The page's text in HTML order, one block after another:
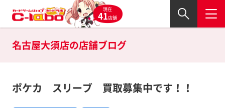
現在
41店舗
名古屋大須店の店舗ブログ
ポケカ スリーブ 買取募集中です！！